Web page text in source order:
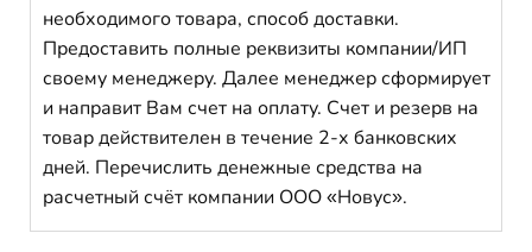
необходимого товара, способ доставки.
Предоставить полные реквизиты компании/ИП
своему менеджеру. Далее менеджер сформирует
и направит Вам счет на оплату. Счет и резерв на
товар действителен в течение 2-х банковских
дней. Перечислить денежные средства на
расчетный счёт компании ООО «Новус».